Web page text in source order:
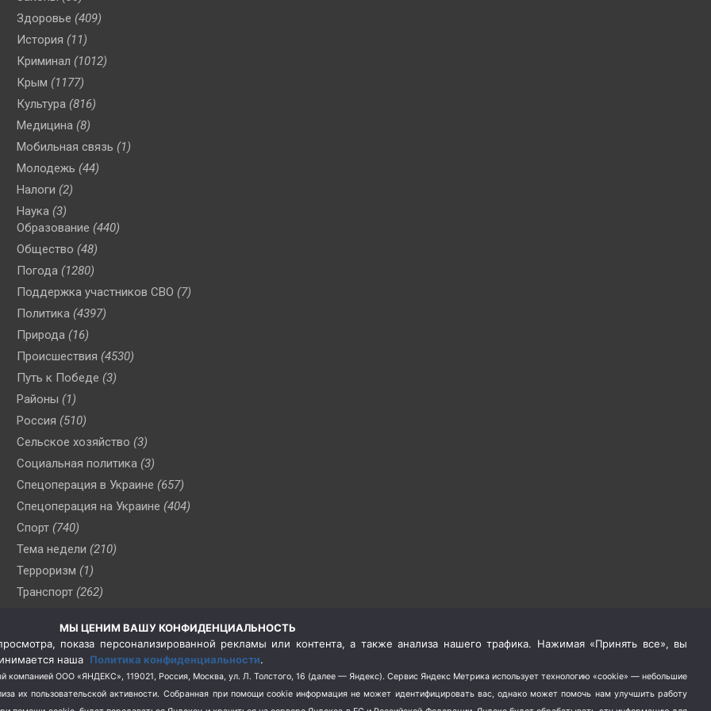
Здоровье (409)
История (11)
Криминал (1012)
Крым (1177)
Культура (816)
Медицина (8)
Мобильная связь (1)
Молодежь (44)
Налоги (2)
Наука (3)
Образование (440)
Общество (48)
Погода (1280)
Поддержка участников СВО (7)
Политика (4397)
Природа (16)
Происшествия (4530)
Путь к Победе (3)
Районы (1)
Россия (510)
Сельское хозяйство (3)
Социальная политика (3)
Спецоперация в Украине (657)
Спецоперация на Украине (404)
Спорт (740)
Тема недели (210)
Терроризм (1)
Транспорт (262)
(76)
Цены (2)
Школа и спорт (2)
Экология (8)
МЫ ЦЕНИМ ВАШУ КОНФИДЕНЦИАЛЬНОСТЬ
показа персонализированной рекламы или контента, а также анализа нашего трафика. Нажимая «Принять все», вы
наша Политика конфиденциальности.
компанией ООО «ЯНДЕКС», 119021, Россия, Москва, ул. Л. Толстого, 16 (далее — Яндекс). Сервис Яндекс Метрика использует технологию «cookie» — небольшие
их пользовательской активности. Собранная при помощи cookie информация не может идентифицировать вас, однако может помочь нам улучшить работу